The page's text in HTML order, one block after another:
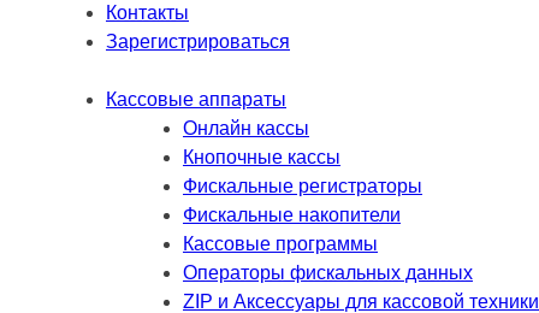
Контакты
Зарегистрироваться
Кассовые аппараты
Онлайн кассы
Кнопочные кассы
Фискальные регистраторы
Фискальные накопители
Кассовые программы
Операторы фискальных данных
ZIP и Аксессуары для кассовой техники